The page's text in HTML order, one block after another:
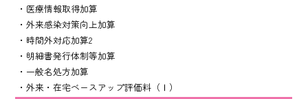
・医療情報取得加算
・外来感染対策向上加算
・時間外対応加算2
・明細書発行体制等加算
・一般名処方加算
・外来・在宅ベースアップ評価料（Ⅰ）